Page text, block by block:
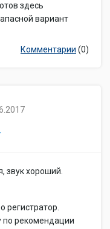
здесь
вариант
Комментарии (0)
звук хороший.
регистратор.
по рекомендации